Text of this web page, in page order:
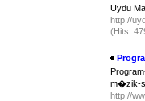
Uydu
http://
(Hits:
m�zik-
http://